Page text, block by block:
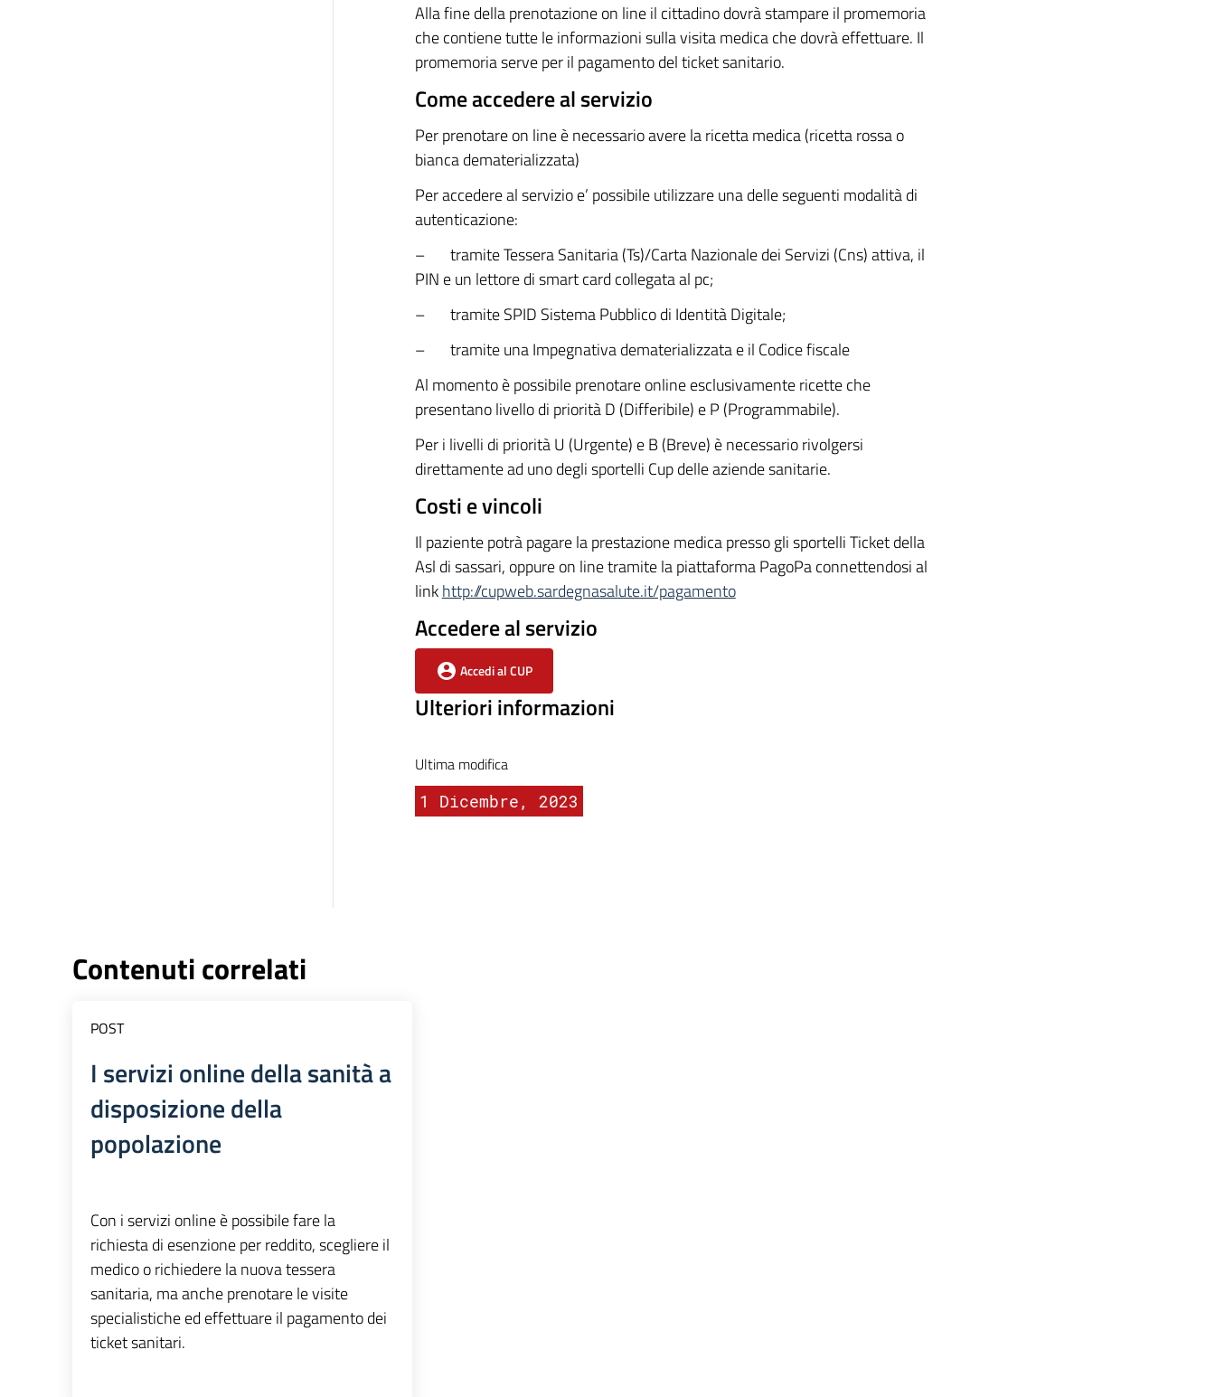
Alla fine della prenotazione on line il cittadino dovrà stampare il promemoria
che contiene tutte le informazioni sulla visita medica che dovrà effettuare. Il
promemoria serve per il pagamento del ticket sanitario.
Come accedere al servizio
Per prenotare on line è necessario avere la ricetta medica (ricetta rossa o
bianca dematerializzata)
Per accedere al servizio e’ possibile utilizzare una delle seguenti modalità di
autenticazione:
– tramite Tessera Sanitaria (Ts)/Carta Nazionale dei Servizi (Cns) attiva, il
PIN e un lettore di smart card collegata al pc;
– tramite SPID Sistema Pubblico di Identità Digitale;
– tramite una Impegnativa dematerializzata e il Codice fiscale
Al momento è possibile prenotare online esclusivamente ricette che
presentano livello di priorità D (Differibile) e P (Programmabile).
Per i livelli di priorità U (Urgente) e B (Breve) è necessario rivolgersi
direttamente ad uno degli sportelli Cup delle aziende sanitarie.
Costi e vincoli
Il paziente potrà pagare la prestazione medica presso gli sportelli Ticket della
Asl di sassari, oppure on line tramite la piattaforma PagoPa connettendosi al
linkhttp://cupweb.sardegnasalute.it/pagamento
Accedere al servizio
Accedi al CUP
Ulteriori informazioni
Ultima modifica
1 Dicembre, 2023
Contenuti correlati
POST
I servizi online della sanità a
disposizione della
popolazione
Con i servizi online è possibile fare la
richiesta di esenzione per reddito, scegliere il
medico o richiedere la nuova tessera
sanitaria, ma anche prenotare le visite
specialistiche ed effettuare il pagamento dei
ticket sanitari.